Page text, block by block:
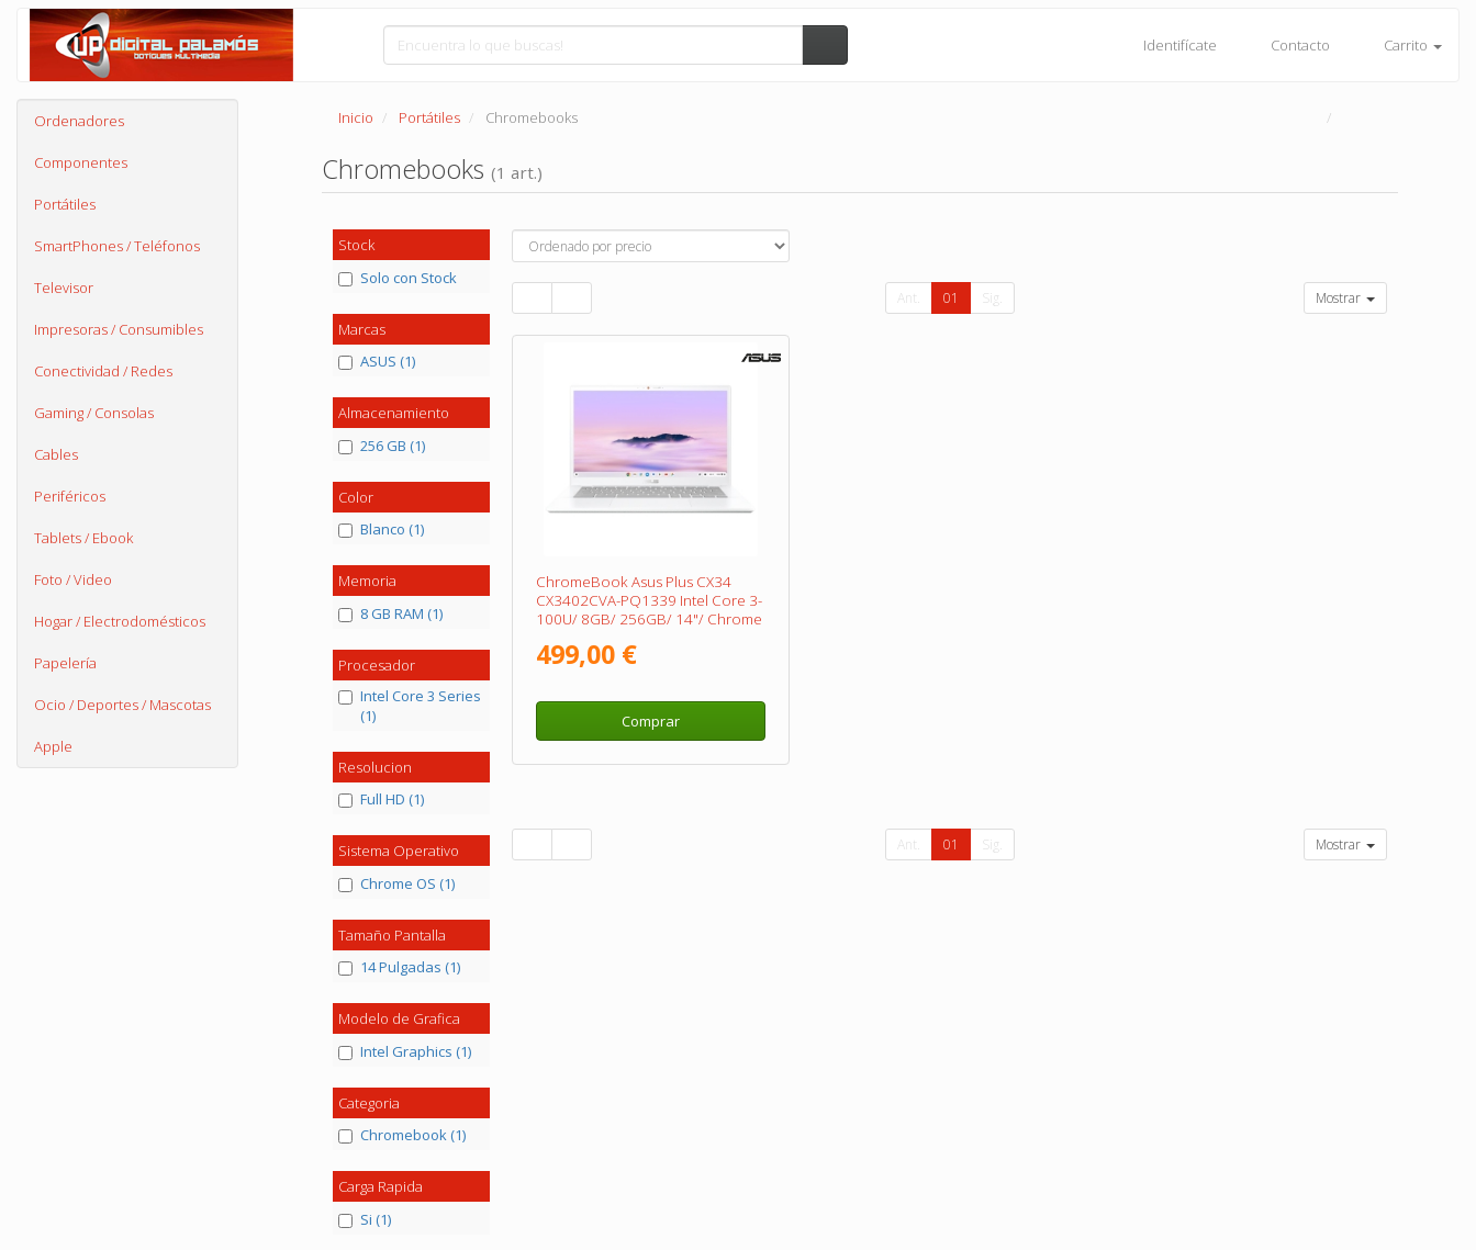
Identifícate Contacto Carrito
Ordenadores
Componentes
Portátiles
SmartPhones / Teléfonos
Televisor
Impresoras / Consumibles
Conectividad / Redes
Gaming / Consolas
Cables
Periféricos
Tablets / Ebook
Foto / Video
Hogar / Electrodomésticos
Papelería
Ocio / Deportes / Mascotas
Apple
Inicio Portátiles Chromebooks
Chromebooks (1 art.)
Stock
Solo con Stock
Marcas
ASUS (1)
Almacenamiento
256 GB (1)
Color
Blanco (1)
Memoria
8 GB RAM (1)
Procesador
Intel Core 3 Series
(1)
Resolucion
Full HD (1)
Sistema Operativo
Chrome OS (1)
Tamaño Pantalla
14 Pulgadas (1)
Modelo de Grafica
Intel Graphics (1)
Categoria
Chromebook (1)
Carga Rapida
Si (1)
Ant. 01 Sig. Mostrar
ChromeBook Asus Plus CX34
CX3402CVA-PQ1339 Intel Core 3-
100U/ 8GB/ 256GB/ 14"/ Chrome
499,00 €
Comprar
Ant. 01 Sig. Mostrar